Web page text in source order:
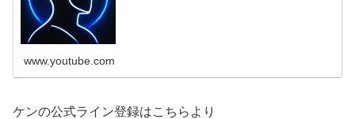
www.youtube.com
ケンの公式ライン登録はこちらより